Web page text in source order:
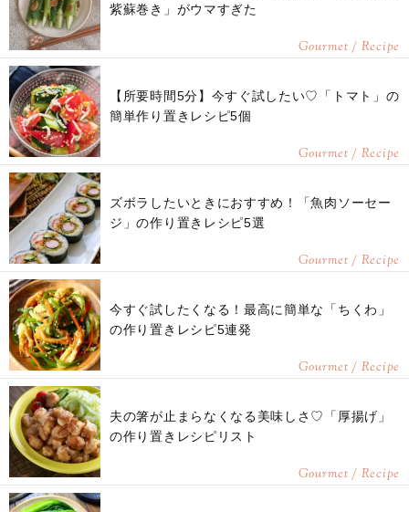
紫蘇巻き」がウマすぎた
Gourmet / Recipe
【所要時間5分】今すぐ試したい♡「トマト」の
簡単作り置きレシピ5個
Gourmet / Recipe
ズボラしたいときにおすすめ！「魚肉ソーセー
ジ」の作り置きレシピ5選
Gourmet / Recipe
今すぐ試したくなる！最高に簡単な「ちくわ」
の作り置きレシピ5連発
Gourmet / Recipe
夫の箸が止まらなくなる美味しさ♡「厚揚げ」
の作り置きレシピリスト
Gourmet / Recipe